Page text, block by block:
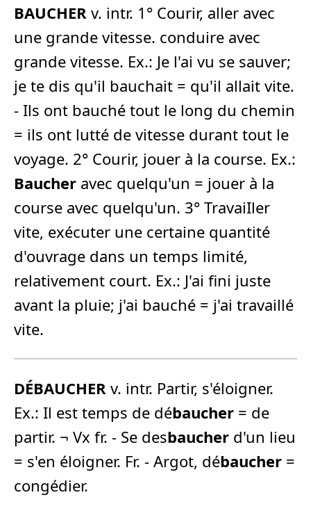
BAUCHER v. intr. 1° Courir, aller avec
une grande vitesse. conduire avec
grande vitesse. Ex.: Je l'ai vu se sauver;
je te dis qu'il bauchait = qu'il allait vite.
- Ils ont bauché tout le long du chemin
= ils ont lutté de vitesse durant tout le
voyage. 2° Courir, jouer à la course. Ex.:
Baucher avec quelqu'un = jouer à la
course avec quelqu'un. 3° TravaiIler
vite, exécuter une certaine quantité
d'ouvrage dans un temps limité,
relativement court. Ex.: J'ai fini juste
avant la pluie; j'ai bauché = j'ai travaillé
vite.
DÉBAUCHER v. intr. Partir, s'éloigner.
Ex.: Il est temps de débaucher = de
partir. ¬ Vx fr. - Se desbaucher d'un lieu
= s'en éloigner. Fr. - Argot, débaucher =
congédier.